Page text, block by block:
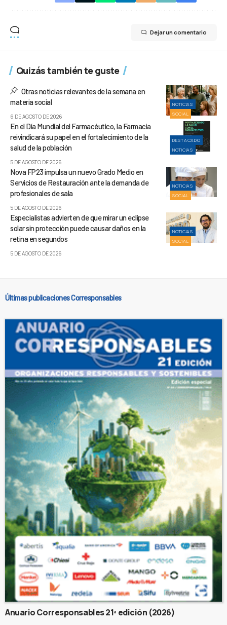
Dejar un comentario
Quizás también te guste
NOTICIAS
SOCIAL
Otras noticias relevantes de la semana en
materia social
6 DE AGOSTO DE 2026
DESTACADO
NOTICIAS
En el Día Mundial del Farmacéutico, la Farmacia
reivindicará su papel en el fortalecimiento de la
salud de la población
5 DE AGOSTO DE 2026
NOTICIAS
SOCIAL
Nova FP23 impulsa un nuevo Grado Medio en
Servicios de Restauración ante la demanda de
profesionales de sala
5 DE AGOSTO DE 2026
NOTICIAS
SOCIAL
Especialistas advierten de que mirar un eclipse
solar sin protección puede causar daños en la
retina en segundos
5 DE AGOSTO DE 2026
Últimas publicaciones Corresponsables
Anuario Corresponsables 21ª edición (2026)